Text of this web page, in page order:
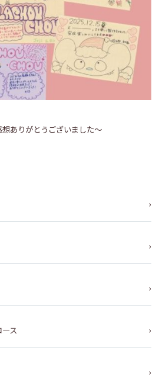
ありがとうございました～
ス